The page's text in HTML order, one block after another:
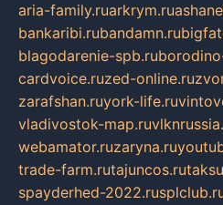
aria-family.ruarkrym.ru
bankaribi.rubandamn.ru
blagodarenie-spb.ru
cardvoice.ruzed-online.ru
zarafshan.ruyork-life.ru
vladivostok-map.ru
webamator.ruzaryna.ru
trade-farm.rutajuncos.ru
spayderhed-2022.ru